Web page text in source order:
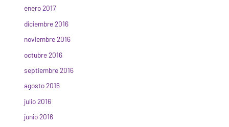
enero 2017
diciembre 2016
noviembre 2016
octubre 2016
septiembre 2016
agosto 2016
julio 2016
junio 2016